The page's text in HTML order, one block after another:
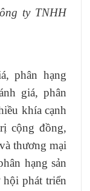
ty TNHH
phân hạng
giá, phân
khía cạnh
cộng đồng,
thương mại
hạng sản
hội phát triển